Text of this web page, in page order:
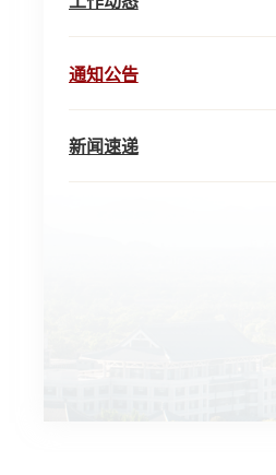
通知公告
新闻速递